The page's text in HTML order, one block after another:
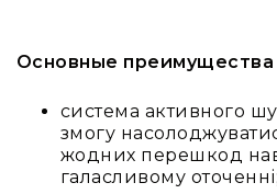
Готові
для
нарад
і
Основные
система активного
змогу
жодних перешкод
галасливому оточенні;